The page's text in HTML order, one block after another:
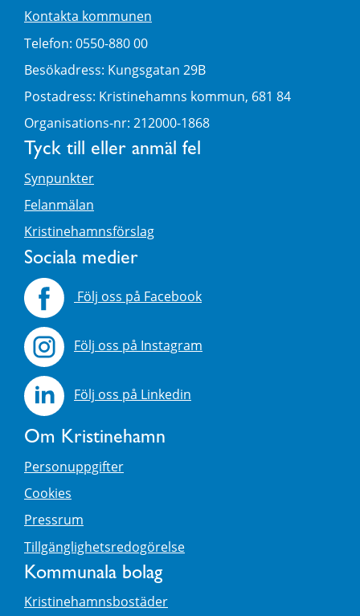
Kontakta kommunen
Telefon: 0550-880 00
Besökadress: Kungsgatan 29B
Postadress: Kristinehamns kommun, 681 84
Organisations-nr: 212000-1868
Tyck till eller anmäl fel
Synpunkter
Felanmälan
Kristinehamnsförslag
Sociala medier
Följ oss på Facebook
Följ oss på Instagram
Följ oss på Linkedin
Om Kristinehamn
Personuppgifter
Cookies
Pressrum
Tillgänglighetsredogörelse
Kommunala bolag
Kristinehamnsbostäder